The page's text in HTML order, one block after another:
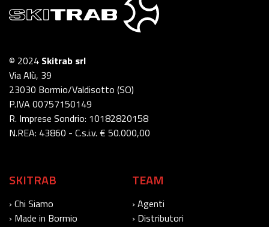
© 2024 Skitrab srl
Via Alù, 39
23030 Bormio/Valdisotto (SO)
P.IVA 00757150149
R. Imprese Sondrio: 10182820158
N.REA: 43860 - C.s.i.v. € 50.000,00
SKITRAB
› Chi Siamo
› Made in Bormio
TEAM
› Agenti
› Distributori